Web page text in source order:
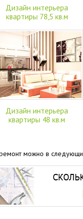
Дизайн интерьера
квартиры 78,5 кв.м
Дизайн интерьера
квартиры 48 кв.м
ремонт можно в